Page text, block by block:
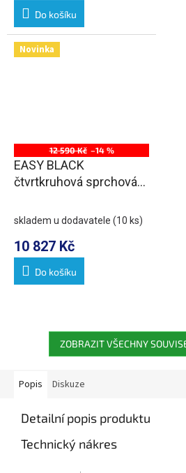
Do košíku
Novinka
12 590 Kč –14 %
EASY BLACK
čtvrtkruhová sprchová
L/R, čiré sklo
skladem u dodavatele (10 ks)
10 827 Kč
Do košíku
ZOBRAZIT VŠECHNY
Popis Diskuze
Detailní popis produktu
Technický nákres